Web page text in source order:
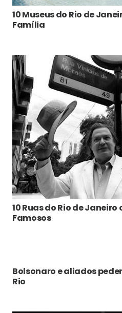
10 Museus do Rio de
Família
10 Ruas do Rio de
Famosos
Bolsonaro e aliados
Rio